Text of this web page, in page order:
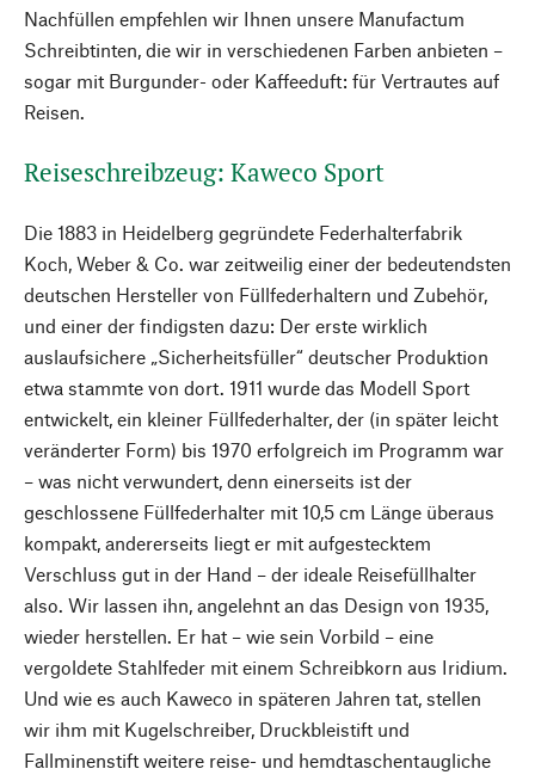
Nachfüllen empfehlen wir Ihnen unsere Manufactum
Schreibtinten, die wir in verschiedenen Farben anbieten –
sogar mit Burgunder- oder Kaffeeduft: für Vertrautes auf
Reisen.
Reiseschreibzeug: Kaweco Sport
Die 1883 in Heidelberg gegründete Federhalterfabrik
Koch, Weber & Co. war zeitweilig einer der bedeutendsten
deutschen Hersteller von Füllfederhaltern und Zubehör,
und einer der findigsten dazu: Der erste wirklich
auslaufsichere „Sicherheitsfüller“ deutscher Produktion
etwa stammte von dort. 1911 wurde das Modell Sport
entwickelt, ein kleiner Füllfederhalter, der (in später leicht
veränderter Form) bis 1970 erfolgreich im Programm war
– was nicht verwundert, denn einerseits ist der
geschlossene Füllfederhalter mit 10,5 cm Länge überaus
kompakt, andererseits liegt er mit aufgestecktem
Verschluss gut in der Hand – der ideale Reisefüllhalter
also. Wir lassen ihn, angelehnt an das Design von 1935,
wieder herstellen. Er hat – wie sein Vorbild – eine
vergoldete Stahlfeder mit einem Schreibkorn aus Iridium.
Und wie es auch Kaweco in späteren Jahren tat, stellen
wir ihm mit Kugelschreiber, Druckbleistift und
Fallminenstift weitere reise- und hemdtaschentaugliche